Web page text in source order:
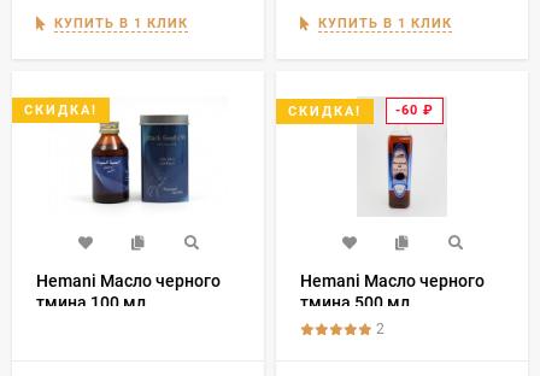
КУПИТЬ В 1 КЛИК КУПИТЬ В 1 КЛИК
СКИДКА!
Hemani Масло черного
тмина 100 мл
СКИДКА! -60 ₽
Hemani Масло черного
тмина 500 мл
2